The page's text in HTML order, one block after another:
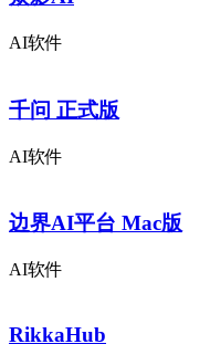
AI软件
千问 正式版
AI软件
边界AI平台 Mac版
AI软件
RikkaHub